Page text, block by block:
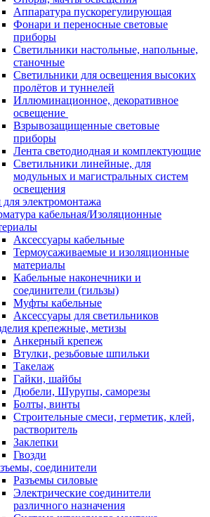
Аппаратура пускорегулирующая
Фонари и переносные световые
приборы
Светильники настольные, напольные,
станочные
Светильники для освещения высоких
пролётов и туннелей
Иллюминационное, декоративное
освещение
Взрывозащищенные световые
приборы
Лента светодиодная и комплектующие
Светильники линейные, для
модульных и магистральных систем
освещения
электромонтажа
кабельная/Изоляционные
Аксессуары кабельные
Термоусаживаемые и изоляционные
материалы
Кабельные наконечники и
соединители (гильзы)
Муфты кабельные
Аксессуары для светильников
крепежные, метизы
Анкерный крепеж
Втулки, резьбовые шпильки
Такелаж
Гайки, шайбы
Дюбели, Шурупы, саморезы
Болты, винты
Строительные смеси, герметик, клей,
растворитель
Заклепки
Гвозди
соединители
Разъемы силовые
Электрические соединители
различного назначения